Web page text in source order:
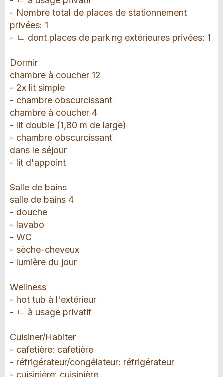
- Nombre total de places de stationnement
privées: 1
- ㄴ dont places de parking extérieures privées: 1
Dormir
chambre à coucher 12
- 2x lit simple
- chambre obscurcissant
chambre à coucher 4
- lit double (1,80 m de large)
- chambre obscurcissant
dans le séjour
- lit d'appoint
Salle de bains
salle de bains 4
- douche
- lavabo
- WC
- sèche-cheveux
- lumière du jour
Wellness
- hot tub à l'extérieur
- ㄴ à usage privatif
Cuisiner/Habiter
- cafetière: cafetière
- réfrigérateur/congélateur: réfrigérateur
- cuisinière: cuisinière